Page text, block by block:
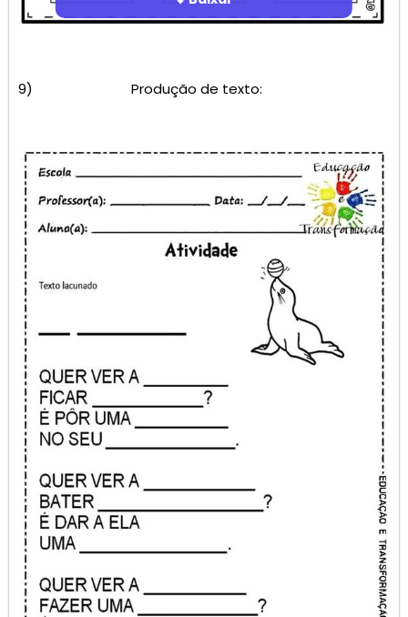
9) Produção de texto: